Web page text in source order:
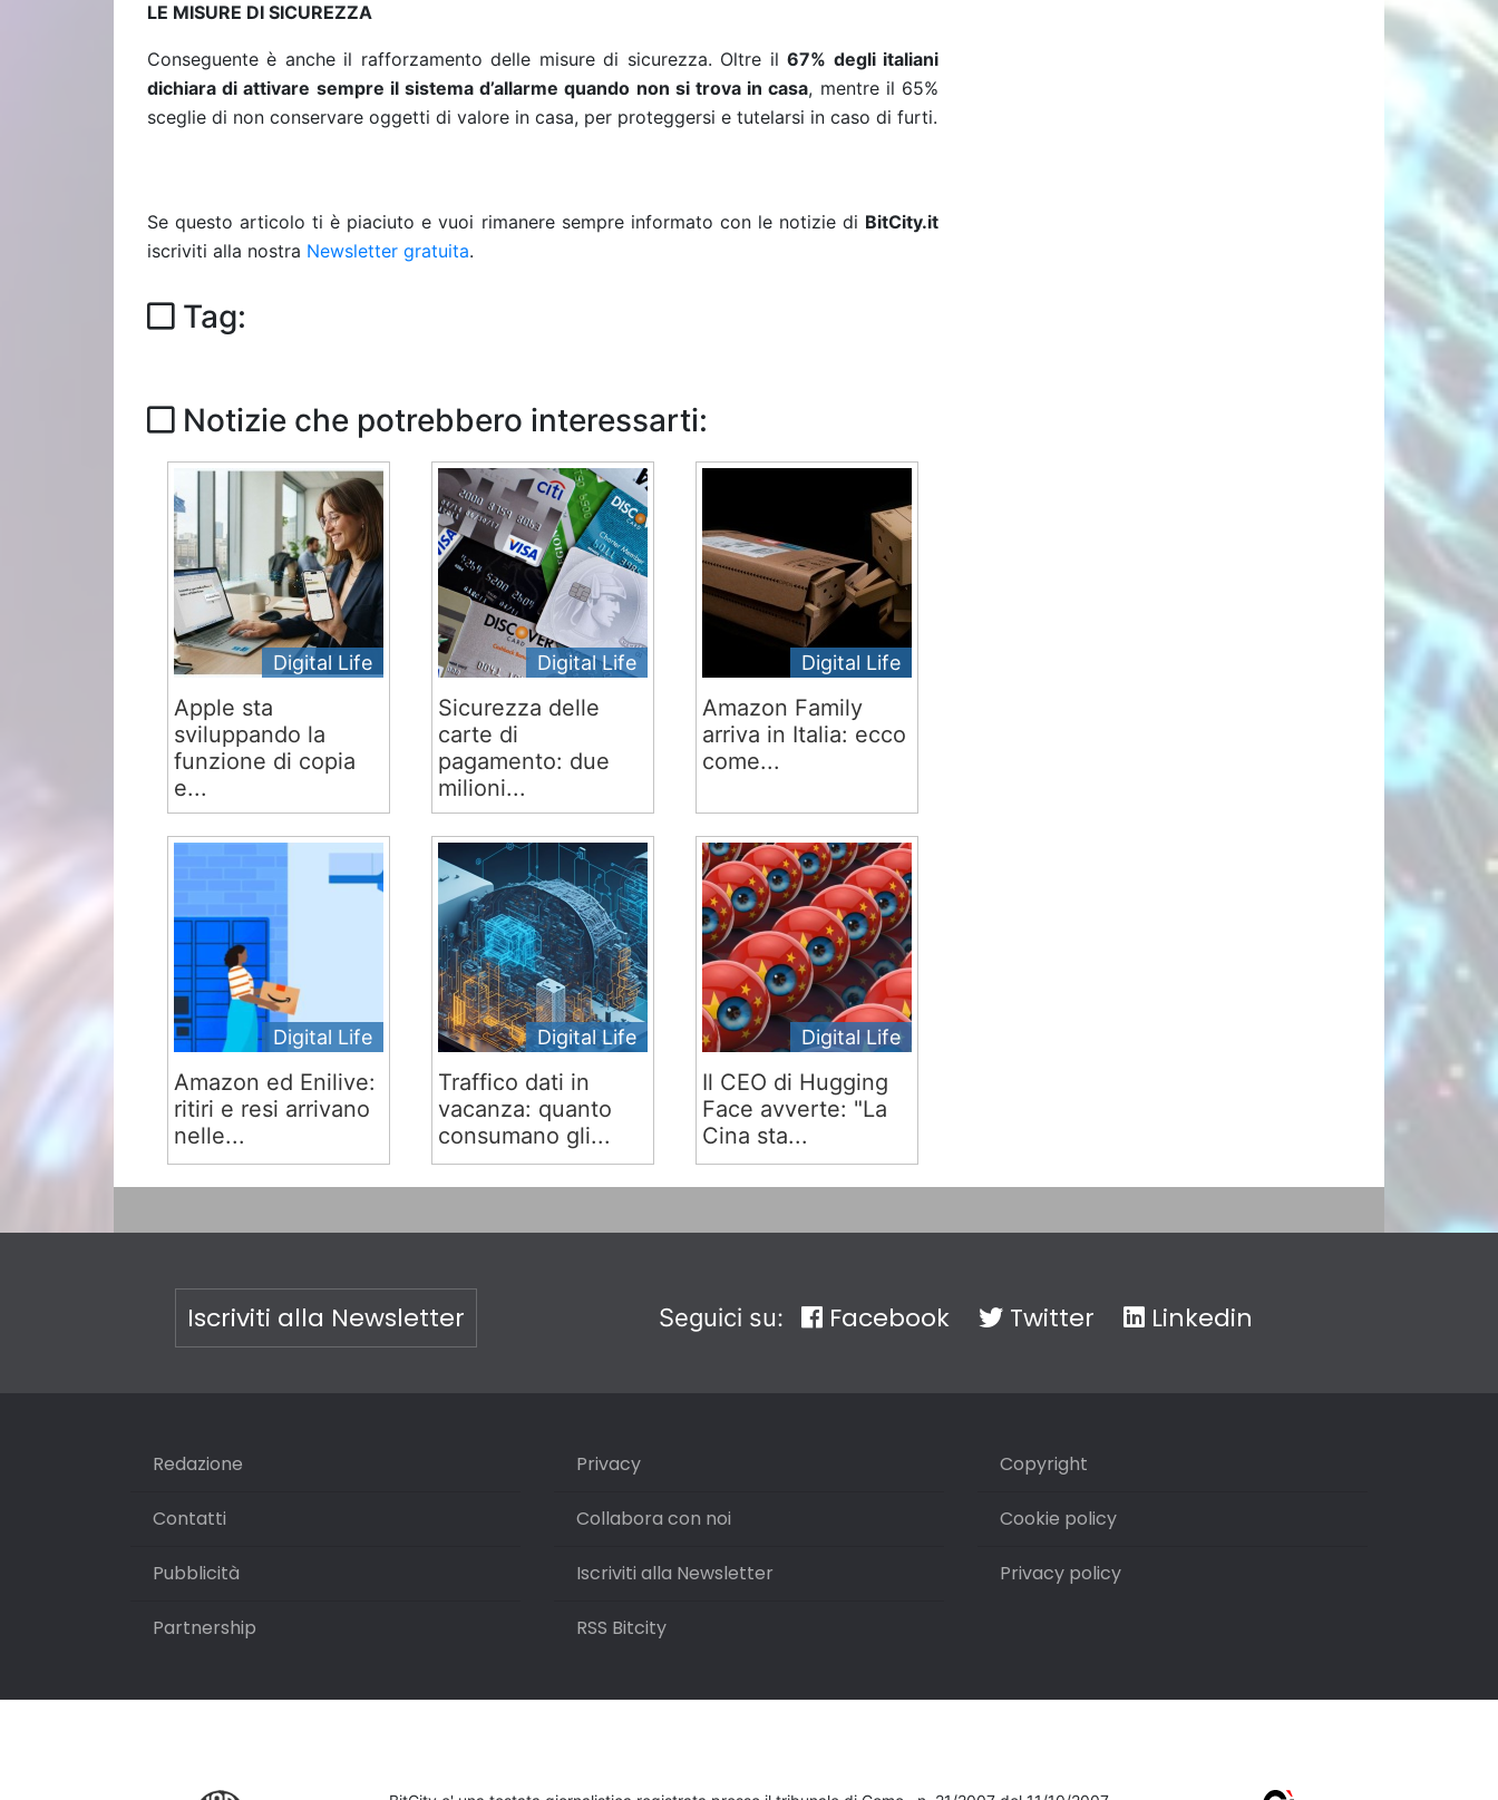
LE MISURE DI SICUREZZA
Conseguente è anche il rafforzamento delle misure di sicurezza. Oltre il67% degli italiani
dichiara di attivare sempre il sistema d’allarme quando non si trova in casa, mentre il 65%
sceglie di non conservare oggetti di valore in casa, per proteggersi e tutelarsi in caso di furti.
Se questo articolo ti è piaciuto e vuoi rimanere sempre informato con le notizie di BitCity.it
iscriviti alla nostra Newsletter gratuita.
Tag:
Notizie che potrebbero interessarti:
Digital Life
Apple sta
sviluppando la
funzione di copia
e...
Digital Life
Sicurezza delle
carte di
pagamento: due
milioni...
Digital Life
Amazon Family
arriva in Italia: ecco
come...
Digital Life
Amazon ed Enilive:
ritiri e resi arrivano
nelle...
Digital Life
Traffico dati in
vacanza: quanto
consumano gli...
Digital Life
Il CEO di Hugging
Face avverte: "La
Cina sta...
Iscriviti alla Newsletter Seguici su: Facebook Twitter Linkedin
Redazione
Contatti
Pubblicità
Partnership
Privacy
Collabora con noi
Iscriviti alla Newsletter
RSS Bitcity
Copyright
Cookie policy
Privacy policy